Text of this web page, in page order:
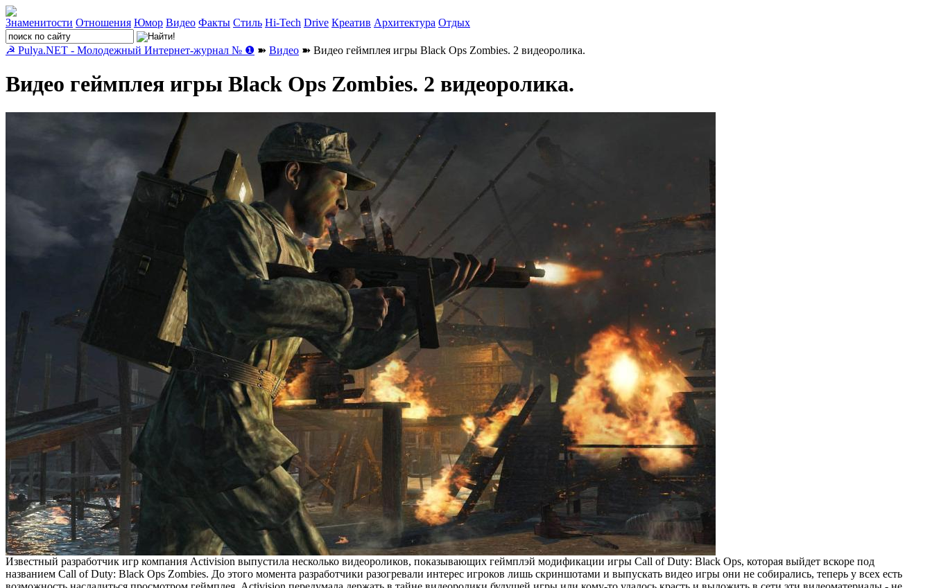
Знаменитости Отношения Юмор Видео Факты Стиль Hi-Tech Drive Креатив Архитектура Отдых
☭ Pulya.NET - Молодежный Интернет-журнал № ❶ ➽ Видео ➽ Видео геймплея игры Black Ops Zombies. 2 видеоролика.
Видео геймплея игры Black Ops Zombies. 2 видеоролика.
Известный разработчик игр компания Activision выпустила несколько видеороликов, показывающих геймплэй модификации игры Call of Duty: Black Ops, которая выйдет вскоре под
названием Call of Duty: Black Ops Zombies. До этого момента разработчики разогревали интерес игроков лишь скриншотами и выпускать видео игры они не собирались, теперь у всех есть